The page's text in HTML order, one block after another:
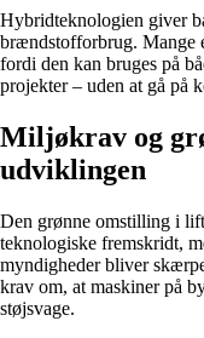
Hybridteknologien giver
brændstofforbrug. Mange
fordi den kan bruges på
projekter – uden at gå på
Miljøkrav og
udviklingen
Den grønne omstilling i
teknologiske fremskridt,
myndigheder bliver
krav om, at maskiner på
støjsvage.